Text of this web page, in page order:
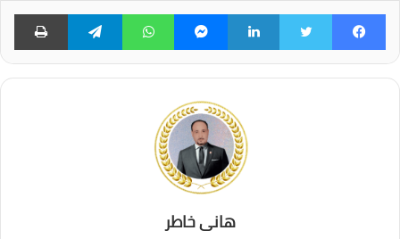
فيسبوك لينكدإن ماسنجر واتساب تيلقرام
هانى خاطر